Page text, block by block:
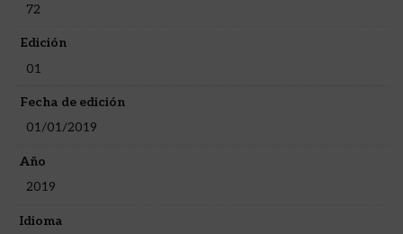
72
Edición
01
Fecha de edición
01/01/2019
Año
2019
Idioma